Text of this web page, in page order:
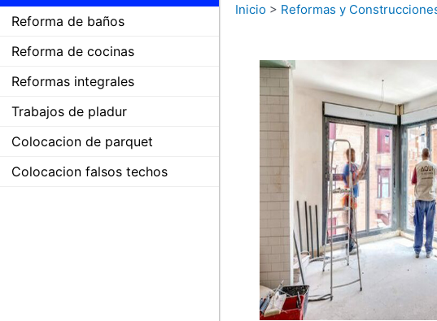
Reforma de baños
Reforma de cocinas
Reformas integrales
Trabajos de pladur
Colocacion de parquet
Colocacion falsos techos
Inicio> Reformas y